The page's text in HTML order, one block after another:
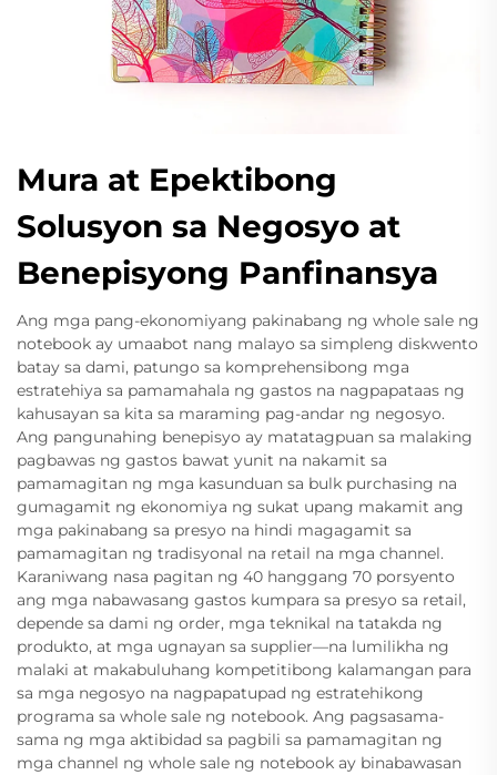
Mura at Epektibong
Solusyon sa Negosyo at
Benepisyong Panfinansya
Ang mga pang-ekonomiyang pakinabang ng whole sale ng
notebook ay umaabot nang malayo sa simpleng diskwento
batay sa dami, patungo sa komprehensibong mga
estratehiya sa pamamahala ng gastos na nagpapataas ng
kahusayan sa kita sa maraming pag-andar ng negosyo.
Ang pangunahing benepisyo ay matatagpuan sa malaking
pagbawas ng gastos bawat yunit na nakamit sa
pamamagitan ng mga kasunduan sa bulk purchasing na
gumagamit ng ekonomiya ng sukat upang makamit ang
mga pakinabang sa presyo na hindi magagamit sa
pamamagitan ng tradisyonal na retail na mga channel.
Karaniwang nasa pagitan ng 40 hanggang 70 porsyento
ang mga nabawasang gastos kumpara sa presyo sa retail,
depende sa dami ng order, mga teknikal na tatakda ng
produkto, at mga ugnayan sa supplier—na lumilikha ng
malaki at makabuluhang kompetitibong kalamangan para
sa mga negosyo na nagpapatupad ng estratehikong
programa sa whole sale ng notebook. Ang pagsasama-
sama ng mga aktibidad sa pagbili sa pamamagitan ng
mga channel ng whole sale ng notebook ay binabawasan